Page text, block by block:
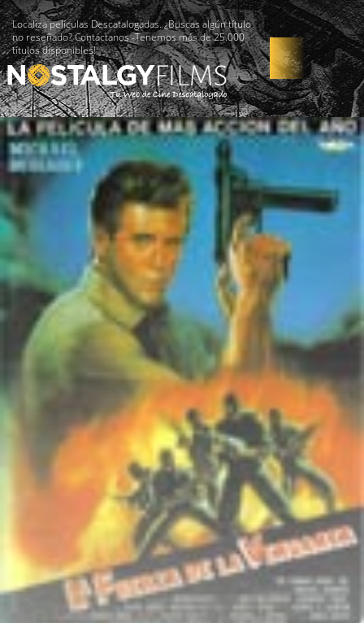
Localiza películas Descatalogadas. ¿Buscas algún título
no reseñado? Contáctanos -Tenemos más de 25.000
títulos disponibles!